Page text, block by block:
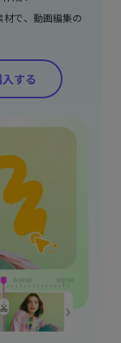
で、動画編集の